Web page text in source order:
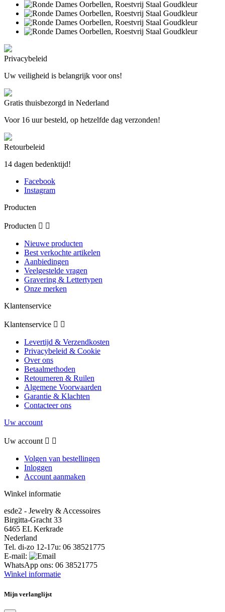
Privacybeleid
Uw veiligheid is belangrijk voor ons!
Gratis thuisbezorgd in Nederland
Voor 16 uur besteld, op hetzelfde dag verzonden!
Retourbeleid
14 dagen bedenktijd!
Facebook
Instagram
Producten
Producten  
Nieuwe producten
Best verkochte artikelen
Aanbiedingen
Veelgestelde vragen
Gravering & Lettertypen
Onze merken
Klantenservice
Klantenservice  
Levertijd & Verzendkosten
Privacybeleid & Cookie
Over ons
Betaalmethoden
Retourneren & Ruilen
Algemene Voorwaarden
Garantie & Klachten
Contacteer ons
Uw account
Uw account  
Volgen van bestellingen
Inloggen
Account aanmaken
Winkel informatie
esde2 - Jewelry & Accessoires
Birgitta-Gracht 33
6465 EL Kerkrade
Nederland
Tel. di-zo 12-17u: 06 38521775
E-mail:
WhatsApp ons: 06 38521775
Winkel informatie
Mijn verlanglijst